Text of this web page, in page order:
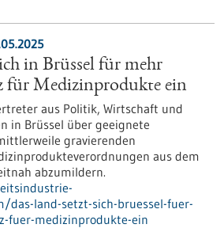
in Brüssel für mehr
für Medizinprodukte ein
aus Politik, Wirtschaft und
in Brüssel über geeignete
gravierenden
aus dem
abzumildern.
land-setzt-sich-bruessel-fuer-
fuer-medizinprodukte-ein